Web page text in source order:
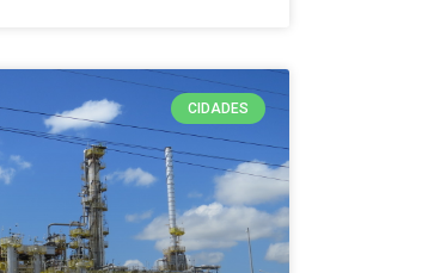
CIDADES